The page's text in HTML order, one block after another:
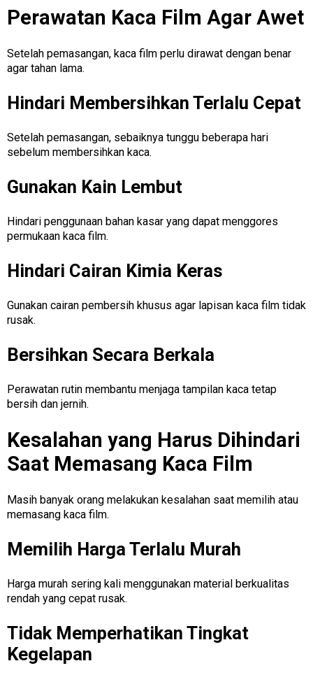
Perawatan Kaca Film Agar Awet
Setelah pemasangan, kaca film perlu dirawat dengan benar
agar tahan lama.
Hindari Membersihkan Terlalu Cepat
Setelah pemasangan, sebaiknya tunggu beberapa hari
sebelum membersihkan kaca.
Gunakan Kain Lembut
Hindari penggunaan bahan kasar yang dapat menggores
permukaan kaca film.
Hindari Cairan Kimia Keras
Gunakan cairan pembersih khusus agar lapisan kaca film tidak
rusak.
Bersihkan Secara Berkala
Perawatan rutin membantu menjaga tampilan kaca tetap
bersih dan jernih.
Kesalahan yang Harus Dihindari
Saat Memasang Kaca Film
Masih banyak orang melakukan kesalahan saat memilih atau
memasang kaca film.
Memilih Harga Terlalu Murah
Harga murah sering kali menggunakan material berkualitas
rendah yang cepat rusak.
Tidak Memperhatikan Tingkat
Kegelapan